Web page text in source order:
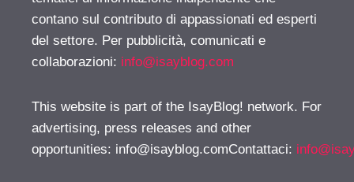
contano sul contributo di appassionati ed esperti
del settore. Per pubblicità, comunicati e
collaborazioni: info@isayblog.com
This website is part of the IsayBlog! network. For
advertising, press releases and other
opportunities: info@isayblog.comContattaci: